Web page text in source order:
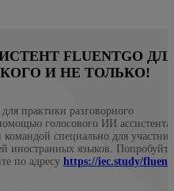
FLUENTGO
И НЕ ТОЛЬКО!
практики разговорного
голосового ИИ ассистента
специально для
иностранных языков.
по адресу https://iec.study/fluent/